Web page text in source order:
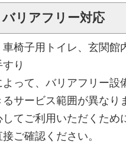
バリアフリー対応
椅子用トイレ、玄関館
り
って、バリアフリー設
サービス範囲が異なり
てご利用いただくため
ご確認ください。